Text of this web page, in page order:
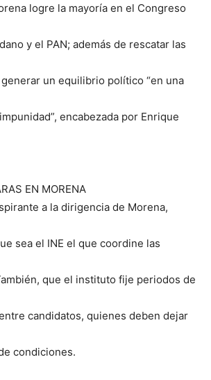
logre la mayoría en el Congreso
y el PAN; además de rescatar las
un equilibrio político “en una
encabezada por Enrique
EN MORENA
a la dirigencia de Morena,
sea el INE el que coordine las
que el instituto fije periodos de
candidatos, quienes deben dejar
condiciones.